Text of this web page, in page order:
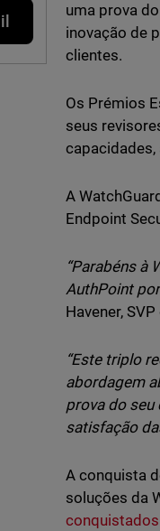
uma prova
inovação de
clientes.
Os Prémios
seus
A
Endpoint
“Parabéns à
AuthPoint
Havener,
“Este triplo
abordagem
prova do
satisfação
A conquista
soluções da
conquistados